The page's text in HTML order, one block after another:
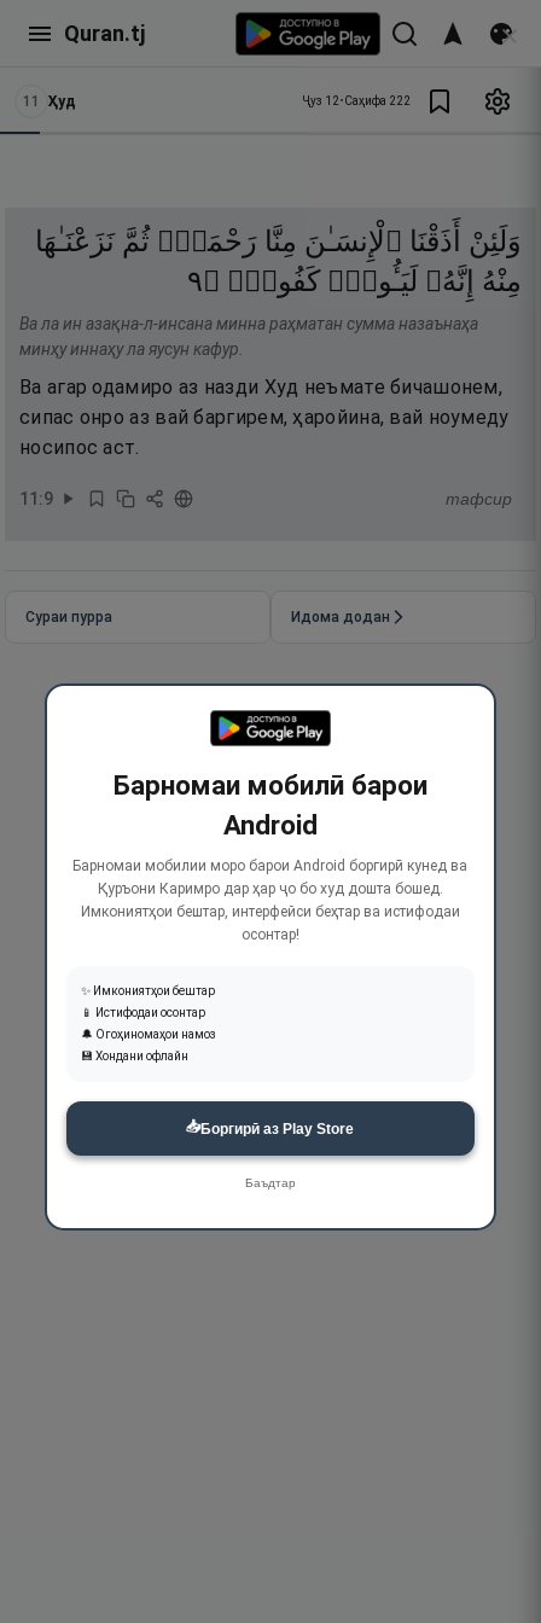
Quran.tj
11 Ҳуд Ҷуз 12•Саҳифа 222
وَلَئِنْ أَذَقْنَا ٱلْإِنسَـٰنَ مِنَّا رَحْمَةًۭ ثُمَّ نَزَعْنَـٰهَا
مِنْهُ إِنَّهُۥ لَيَـُٔوسٌۭ كَفُورٌۭ ۝٩
Ва ла ин азақна-л-инсана минна раҳматан сумма назаънаҳа
минҳу иннаҳу ла яусун кафур.
Ва агар одамиро аз назди Худ неъмате бичашонем,
сипас онро аз вай баргирем, ҳаройина, вай ноумеду
носипос аст.
11:9 тафсир
Сураи пурра Идома додан
Барномаи мобилӣ барои
Android
Барномаи мобилии моро барои Android боргирӣ кунед ва
Қуръони Каримро дар ҳар ҷо бо худ дошта бошед.
Имкониятҳои бештар, интерфейси беҳтар ва истифодаи
осонтар!
✨ Имкониятҳои бештар
📱 Истифодаи осонтар
🔔 Огоҳиномаҳои намоз
💾 Хондани офлайн
📥Боргирӣ аз Play Store
Баъдтар